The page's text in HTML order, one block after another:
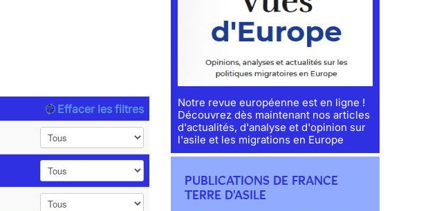
Effacer les filtres
Notre revue européenne est en ligne !
Découvrez dès maintenant nos articles
d'actualités, d'analyse et d'opinion sur
l'asile et les migrations en Europe
PUBLICATIONS DE FRANCE
TERRE D'ASILE